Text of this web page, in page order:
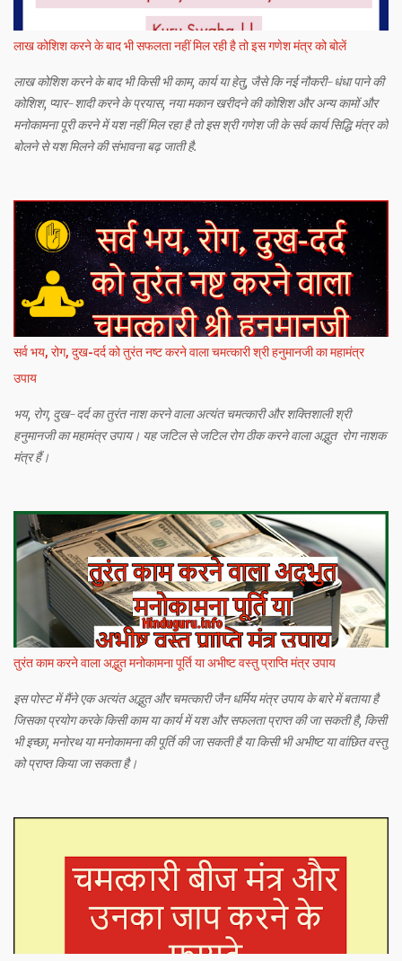
लाख कोशिश करने के बाद भी सफलता नहीं मिल रही है तो इस गणेश मंत्र को बोलें
लाख कोशिश करने के बाद भी किसी भी काम, कार्य या हेतु, जैसे कि नई नौकरी-धंधा पाने की
कोशिश, प्यार-शादी करने के प्रयास, नया मकान खरीदने की कोशिश और अन्य कामों और
मनोकामना पूरी करने में यश नहीं मिल रहा है तो इस श्री गणेश जी के सर्व कार्य सिद्धि मंत्र को
बोलने से यश मिलने की संभावना बढ़ जाती है.
सर्व भय, रोग, दुख-दर्द को तुरंत नष्ट करने वाला चमत्कारी श्री हनुमानजी का महामंत्र
उपाय
भय, रोग, दुख-दर्द का तुरंत नाश करने वाला अत्यंत चमत्कारी और शक्तिशाली श्री
हनुमानजी का महामंत्र उपाय। यह जटिल से जटिल रोग ठीक करने वाला अद्भुत रोग नाशक
मंत्र हैं।
तुरंत काम करने वाला अद्भुत मनोकामना पूर्ति या अभीष्ट वस्तु प्राप्ति मंत्र उपाय
इस पोस्ट में मैंने एक अत्यंत अद्भुत और चमत्कारी जैन धर्मिय मंत्र उपाय के बारे में बताया है
जिसका प्रयोग करके किसी काम या कार्य में यश और सफलता प्राप्त की जा सकती है, किसी
भी इच्छा, मनोरथ या मनोकामना की पूर्ति की जा सकती है या किसी भी अभीष्ट या वांछित वस्तु
को प्राप्त किया जा सकता है।